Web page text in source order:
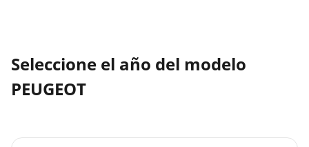
Seleccione el año del modelo
PEUGEOT